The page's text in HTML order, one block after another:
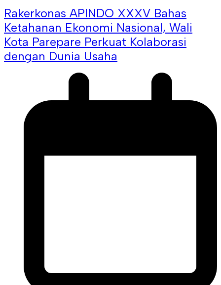
Rakerkonas APINDO XXXV Bahas
Ketahanan Ekonomi Nasional, Wali
Kota Parepare Perkuat Kolaborasi
dengan Dunia Usaha